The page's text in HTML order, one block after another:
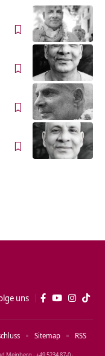
uns
Sitemap RSS